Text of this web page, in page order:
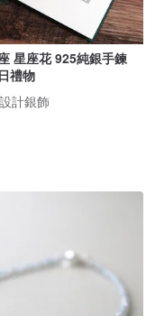
星座花 925純銀手鍊
禮物
計銀飾